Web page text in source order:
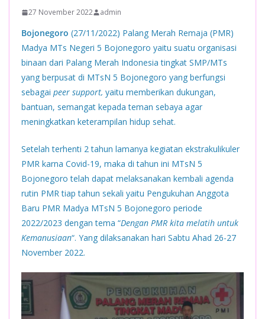
27 November 2022 admin
Bojonegoro (27/11/2022) Palang Merah Remaja (PMR)
Madya MTs Negeri 5 Bojonegoro yaitu suatu organisasi
binaan dari Palang Merah Indonesia tingkat SMP/MTs
yang berpusat di MTsN 5 Bojonegoro yang berfungsi
sebagai peer support, yaitu memberikan dukungan,
bantuan, semangat kepada teman sebaya agar
meningkatkan keterampilan hidup sehat.
Setelah terhenti 2 tahun lamanya kegiatan ekstrakulikuler
PMR karna Covid-19, maka di tahun ini MTsN 5
Bojonegoro telah dapat melaksanakan kembali agenda
rutin PMR tiap tahun sekali yaitu Pengukuhan Anggota
Baru PMR Madya MTsN 5 Bojonegoro periode
2022/2023 dengan tema “Dengan PMR kita melatih untuk
Kemanusiaan“. Yang dilaksanakan hari Sabtu Ahad 26-27
November 2022.